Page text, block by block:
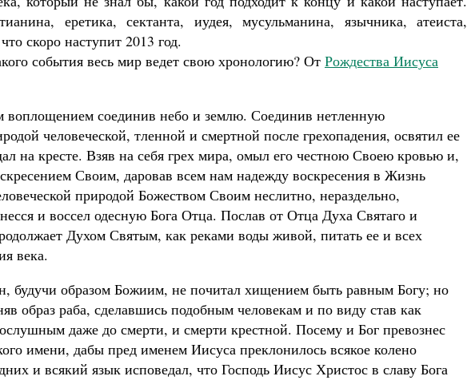
еретика, сектанта, иудея, мусульманина, язычника, атеиста,
скоро наступит 2013 год.
события весь мир ведет свою хронологию? От Рождества Иисуса
соединив небо и землю. Соединив нетленную
человеческой, тленной и смертной после грехопадения, освятил ее
на кресте. Взяв на себя грех мира, омыл его честною Своею кровью и,
Своим, даровав всем нам надежду воскресения в Жизнь
природой Божеством Своим неслитно, нераздельно,
и воссел одесную Бога Отца. Послав от Отца Духа Святаго и
Духом Святым, как реками воды живой, питать ее и всех
века.
будучи образом Божиим, не почитал хищением быть равным Богу; но
образ раба, сделавшись подобным человекам и по виду став как
даже до смерти, и смерти крестной. Посему и Бог превознес
имени, дабы пред именем Иисуса преклонилось всякое колено
и всякий язык исповедал, что Господь Иисус Христос в славу Бога